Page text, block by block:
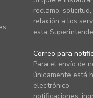
reclamo,
relación a los
esta
Correo para
Para el envío de
únicamente está
electrónico